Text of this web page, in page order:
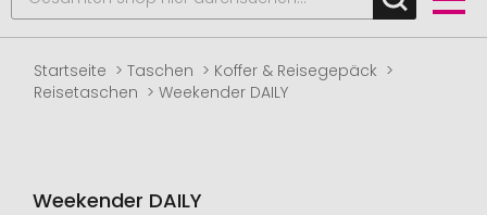
Startseite Taschen
Koffer & Reisegepäck
Reisetaschen
Weekender DAILY
Weekender DAILY